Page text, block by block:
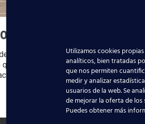
Operaciones Aeroportuarias (TOA)
se realicen en las instalaciones de
etc.
Utilizamos cookies
analíticos, bien tratadas
que nos permiten
medir y analizar
usuarios de la web. Se
de mejorar la oferta de
Puedes obtener más